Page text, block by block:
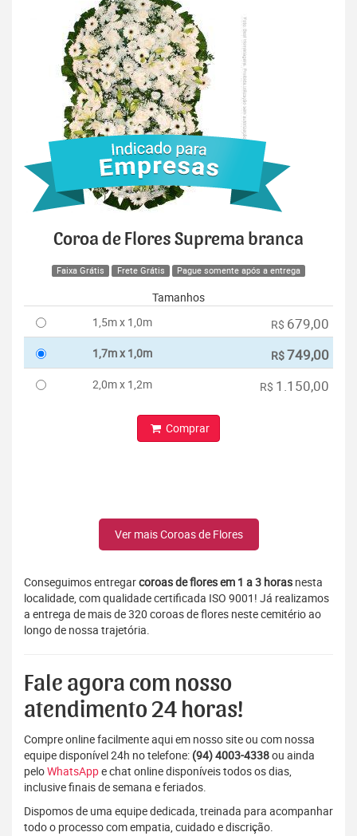
Coroa de Flores Suprema branca
Faixa Grátis Frete Grátis Pague somente após a entrega
Tamanhos
1,5m x 1,0m
R$ 679,00
1,7m x 1,0m R$749,00
2,0m x 1,2m R$ 1.150,00
Comprar
Ver mais Coroas de Flores
Conseguimos entregarcoroas de flores em 1 a 3 horas nesta
localidade, com qualidade certificada ISO 9001! Já realizamos
a entrega de mais de 320 coroas de flores neste cemitério ao
longo de nossa trajetória.
Fale agora com nosso
atendimento 24 horas!
Compre online facilmente aqui em nosso site ou com nossa
equipe disponível 24h no telefone: (94) 4003-4338ou ainda
peloWhatsAppe chat online disponíveis todos os dias,
inclusive finais de semana e feriados.
Dispomos de uma equipe dedicada, treinada para acompanhar
todo o processo com empatia, cuidado e discrição.